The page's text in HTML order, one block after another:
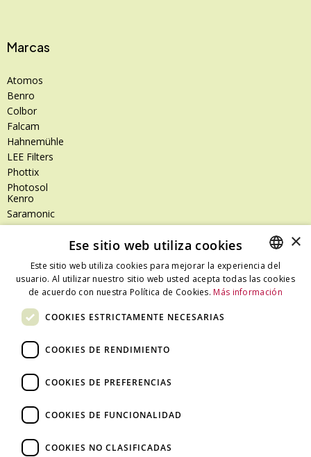
Marcas
Atomos
Benro
Colbor
Falcam
Hahnemühle
LEE Filters
Phottix
Photosol
Kenro
Saramonic
Shimoda
SanDisk Professional
Tenba
Zeiss
Dónde estamos
C/ Ali Bei, 67 – 08013 Barcelona - España
T. +34 93 245 27 23
info@fototecnica.com
Horario:
SPANISH
×
Ese sitio web utiliza cookies
Este sitio web utiliza cookies para mejorar la experiencia del
usuario. Al utilizar nuestro sitio web usted acepta todas las cookies
de acuerdo con nuestra Política de Cookies. Más información
COOKIES ESTRICTAMENTE NECESARIAS
COOKIES DE RENDIMIENTO
COOKIES DE PREFERENCIAS
COOKIES DE FUNCIONALIDAD
COOKIES NO CLASIFICADAS